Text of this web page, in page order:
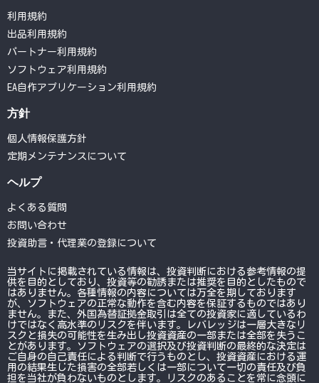
利用規約
出品利用規約
パートナー利用規約
ソフトウェア利用規約
EA自作アプリケーション利用規約
方針
個人情報保護方針
定期メンテナンスについて
ヘルプ
よくある質問
お問い合わせ
投資助言・代理業の登録について
当サイトに掲載されている情報は、投資判断における参考情報の提
供を目的としており、投資等の勧誘または推奨を目的としたもので
はありません。各種情報の内容については万全を期しております
が、ソフトウェアの正常な動作を含む内容を保証するものではあり
ません。また、外国為替証拠金取引は全ての投資家に適しているわ
けではなく高水準のリスクを伴います。レバレッジは一層大きなリ
スクと損失の可能性を生み出し投資資産の一部または全部を失うこ
とがあります。ソフトウェアの選択及び投資判断の最終的な決定は
ご自身の自己責任による判断で行うものとし、投資資産における運
用の結果生じた損害の全部若しくは一部について一切の責任及び負
担を当社が負わないものとします。リスクのあることを常に念頭に